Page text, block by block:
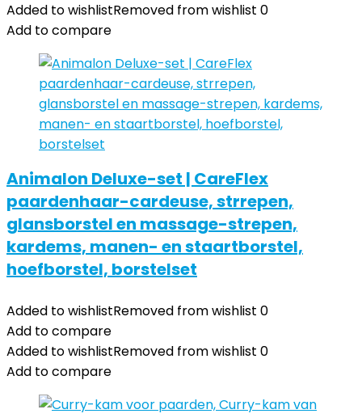
Added to wishlistRemoved from wishlist 0
Add to compare
Animalon Deluxe-set | CareFlex
paardenhaar-cardeuse, strrepen,
glansborstel en massage-strepen,
kardems, manen- en staartborstel,
hoefborstel, borstelset
Added to wishlistRemoved from wishlist 0
Add to compare
Added to wishlistRemoved from wishlist 0
Add to compare